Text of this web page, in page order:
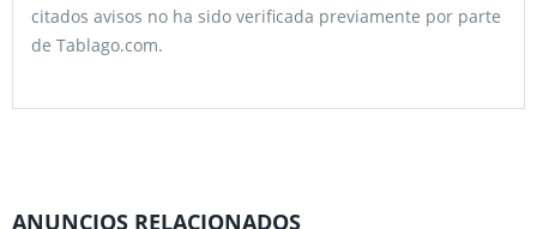
citados avisos no ha sido verificada previamente por parte
de Tablago.com.
ANUNCIOS RELACIONADOS